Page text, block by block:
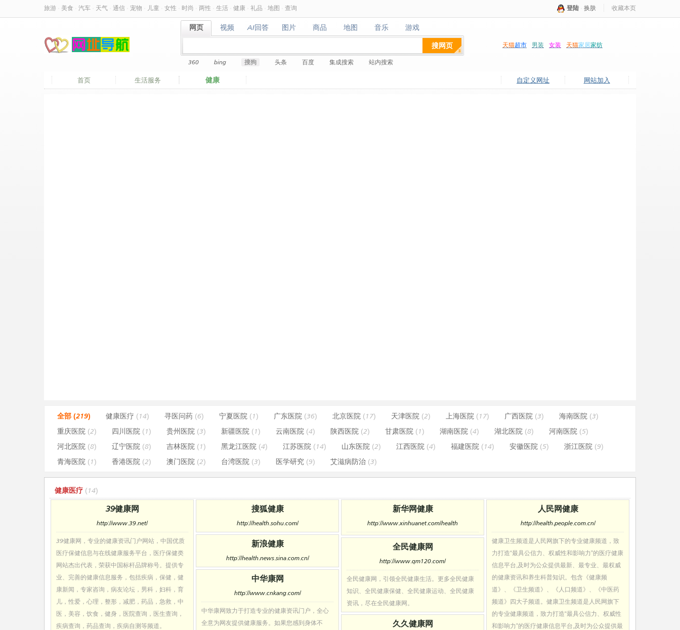
旅游 美食 汽车 天气 通信 宠物 儿童 女性 时尚 两性 生活 健康 礼品 地图 查询 登陆 换肤 收藏本页
网页
网页 视频
视频 AI回答
AI回答 图片
图片 商品
商品 地图
地图 音乐
音乐 游戏
游戏
搜网页
360 bing 搜狗 头条 百度 集成搜索 站内搜索
天猫超市 男装 女装 天猫家居家纺
网站加入
自定义网址
首页 生活服务 健康
全部 (219) 健康医疗 (14) 寻医问药 (6) 宁夏医院 (1) 广东医院 (36) 北京医院 (17) 天津医院 (2) 上海医院 (17) 广西医院 (3) 海南医院 (3)
重庆医院 (2) 四川医院 (1) 贵州医院 (3) 新疆医院 (1) 云南医院 (4) 陕西医院 (2) 甘肃医院 (1) 湖南医院 (4) 湖北医院 (8) 河南医院 (5)
河北医院 (8) 辽宁医院 (8) 吉林医院 (1) 黑龙江医院 (4) 江苏医院 (14) 山东医院 (2) 江西医院 (4) 福建医院 (14) 安徽医院 (5) 浙江医院 (9)
青海医院 (1) 香港医院 (2) 澳门医院 (2) 台湾医院 (3) 医学研究 (9) 艾滋病防治 (3)
健康医疗 (14)
39健康网
http://www.39.net/
39健康网，专业的健康资讯门户网站，中国优质
医疗保健信息与在线健康服务平台，医疗保健类
网站杰出代表，荣获中国标杆品牌称号。提供专
业、完善的健康信息服务，包括疾病，保健，健
康新闻，专家咨询，病友论坛，男科，妇科，育
儿，性爱，心理，整形，减肥，药品，急救，中
医，美容，饮食，健身，医院查询，医生查询，
疾病查询，药品查询，疾病自测等频道。
搜狐健康
http://health.sohu.com/
新华网健康
http://www.xinhuanet.com/health
人民网健康
http://health.people.com.cn/
健康卫生频道是人民网旗下的专业健康频道，致
力打造“最具公信力、权威性和影响力”的医疗健康
信息平台,及时为公众提供最新、最专业、最权威
的健康资讯和养生科普知识。包含《健康频
道》、《卫生频道》、《人口频道》、《中医药
频道》四大子频道。健康卫生频道是人民网旗下
的专业健康频道，致力打造“最具公信力、权威性
和影响力”的医疗健康信息平台,及时为公众提供最
新浪健康
http://health.news.sina.com.cn/
全民健康网
http://www.qm120.com/
全民健康网，引领全民健康生活。更多全民健康
知识、全民健康保健、全民健康运动、全民健康
资讯，尽在全民健康网。
中华康网
http://www.cnkang.com/
中华康网致力于打造专业的健康资讯门户，全心
全意为网友提供健康服务。如果您感到身体不
久久健康网